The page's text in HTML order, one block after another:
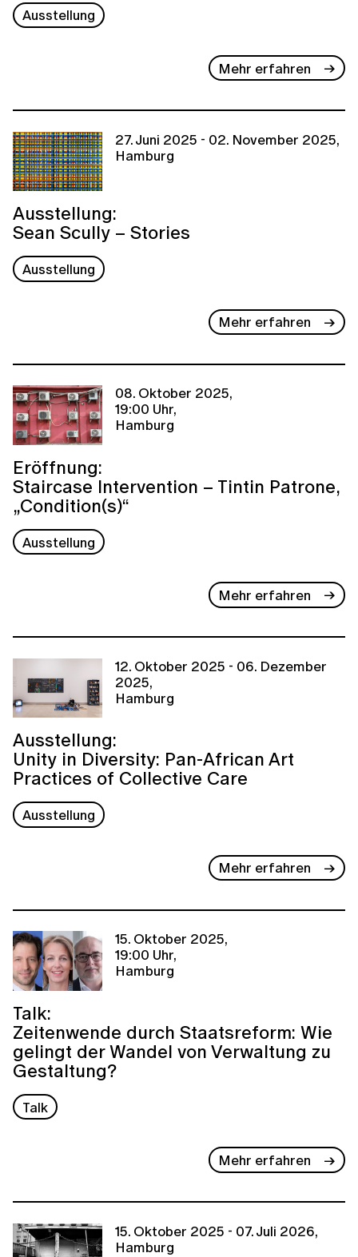
Ausstellung
Mehr erfahren
27. Juni 2025 - 02. November 2025,
Hamburg
Ausstellung:
Sean Scully – Stories
Ausstellung
Mehr erfahren
08. Oktober 2025,
19:00 Uhr,
Hamburg
Eröffnung:
Staircase Intervention – Tintin Patrone,
„Condition(s)“
Ausstellung
Mehr erfahren
12. Oktober 2025 - 06. Dezember
2025,
Hamburg
Ausstellung:
Unity in Diversity: Pan-African Art
Practices of Collective Care
Ausstellung
Mehr erfahren
15. Oktober 2025,
19:00 Uhr,
Hamburg
Talk:
Zeitenwende durch Staatsreform: Wie
gelingt der Wandel von Verwaltung zu
Gestaltung?
Talk
Mehr erfahren
15. Oktober 2025 - 07. Juli 2026,
Hamburg